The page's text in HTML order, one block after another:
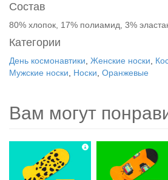
Состав
80% хлопок, 17% полиамид, 3%
Категории
День космонавтики Женские носки
Мужские носки
Носки Оранжевые
Вам могут